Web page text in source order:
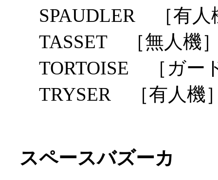
SPAUDLER ［有人
TASSET ［無人機
TORTOISE ［ガー
TRYSER ［有人機
スペースバズーカ